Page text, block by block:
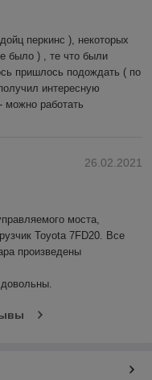
перкинс ), некоторых
было ) , те что были
пришлось подождать ( по
интересную
работать
26.02.2021
моста,
Toyota 7FD20. Все
произведены